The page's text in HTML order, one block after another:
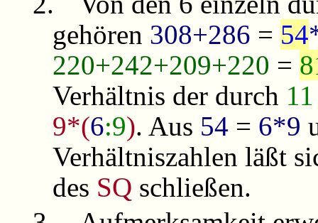
gehören 308+286 = 54
220+242+209+220 =
Verhältnis der durch 11
9*(6:9). Aus 54 = 6*9
Verhältniszahlen läßt
des SQ schließen.